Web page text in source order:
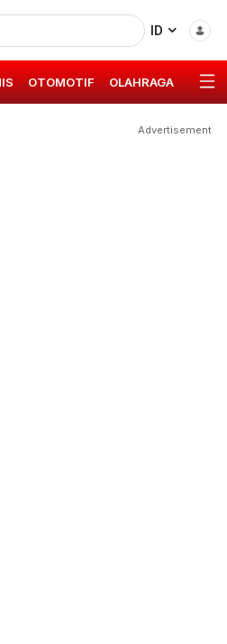
ID
OTOMOTIF OLAHRAGA GAYA
Advertisement